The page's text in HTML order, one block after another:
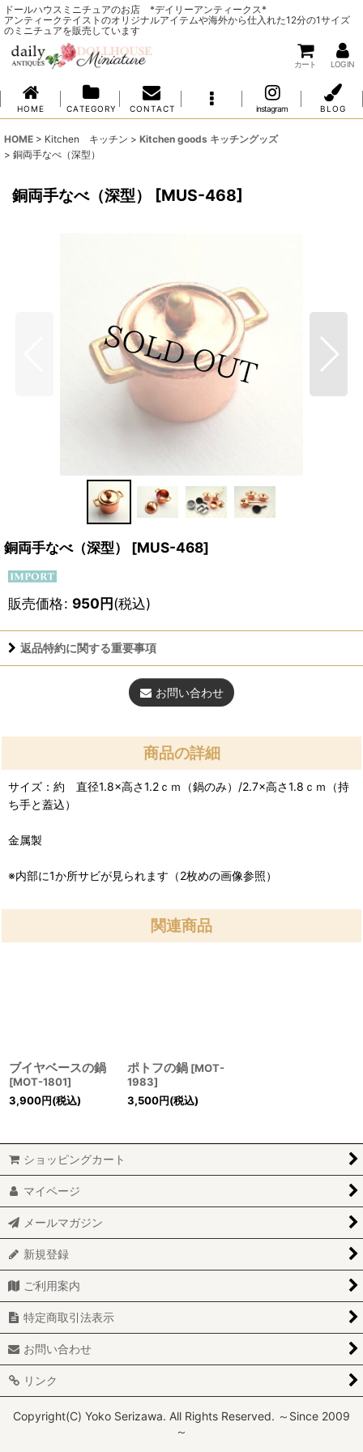
ドールハウスミニチュアのお店 *デイリーアンティークス*
アンティークテイストのオリジナルアイテムや海外から仕入れた12分の1サイズ
のミニチュアを販売しています
カート LOG IN
H O M E C A T E G O R Y C O N T A C T instagram B L O G
HOME > Kitchen キッチン > Kitchen goods キッチングッズ
> 銅両手なべ（深型）
銅両手なべ（深型） [MUS-468]
銅両手なべ（深型） [MUS-468]
販売価格: 950円(税込)
返品特約に関する重要事項
お問い合わせ
商品の詳細
サイズ：約 直径1.8×高さ1.2ｃｍ（鍋のみ）/2.7×高さ1.8ｃｍ（持
ち手と蓋込）
金属製
※内部に1か所サビが見られます（2枚めの画像参照）
関連商品
ブイヤベースの鍋
[MOT-1801]
3,900円(税込)
ポトフの鍋 [MOT-
1983]
3,500円(税込)
ショッピングカート
マイページ
メールマガジン
新規登録
ご利用案内
特定商取引法表示
お問い合わせ
リンク
Copyright(C) Yoko Serizawa. All Rights Reserved. ～Since 2009
～